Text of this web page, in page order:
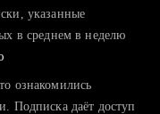
вручную поднимаете
и оценить шансы
указанные
в среднем в неделю
ознакомились
Подписка даёт доступ